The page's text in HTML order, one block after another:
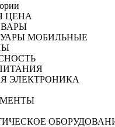
ЦЕНА
МОБИЛЬНЫЕ
ЭЛЕКТРОНИКА